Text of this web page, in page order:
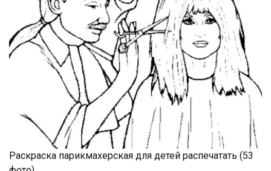
Раскраска парикмахерская для детей распечатать (53